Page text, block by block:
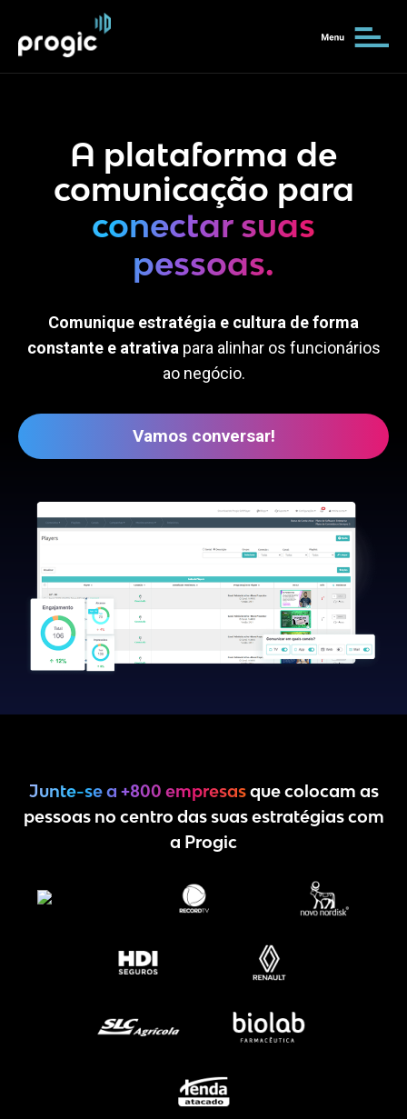
A plataforma de
comunicação para
conectar suas
pessoas.
Comunique estratégia e cultura de forma
constante e atrativa para alinhar os funcionários
ao negócio.
Vamos conversar!
Junte-se a +800 empresasque colocam as
pessoas no centro das suas estratégias com
a Progic